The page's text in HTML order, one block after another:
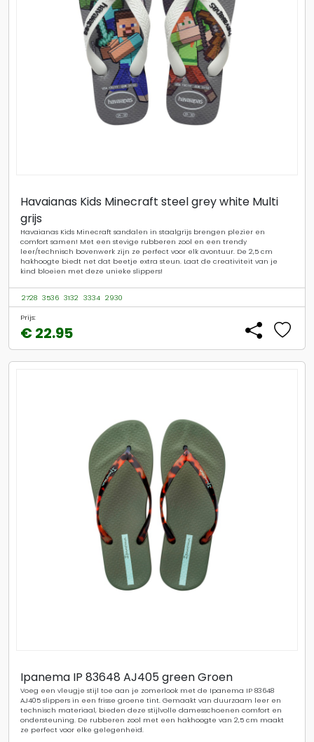
Havaianas Kids Minecraft steel grey white Multi
grijs
Havaianas Kids Minecraft sandalen in staalgrijs brengen plezier en
comfort samen! Met een stevige rubberen zool en een trendy
leer/technisch bovenwerk zijn ze perfect voor elk avontuur. De 2,5 cm
hakhoogte biedt net dat beetje extra steun. Laat de creativiteit van je
kind bloeien met deze unieke slippers!
2728 3536 3132 3334 2930
Prijs:
€ 22.95
Ipanema IP 83648 AJ405 green Groen
Voeg een vleugje stijl toe aan je zomerlook met de Ipanema IP 83648
AJ405 slippers in een frisse groene tint. Gemaakt van duurzaam leer en
technisch materiaal, bieden deze stijlvolle damesschoenen comfort en
ondersteuning. De rubberen zool met een hakhoogte van 2,5 cm maakt
ze perfect voor elke gelegenheid.